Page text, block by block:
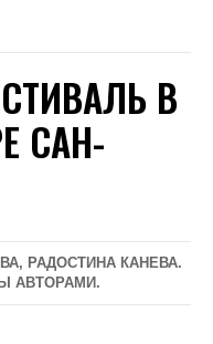
В
САН-
РАДОСТИНА КАНЕВА.
АВТОРАМИ.